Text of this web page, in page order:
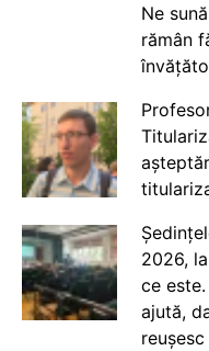
Ne
rămân
2026,
ce
ajută,